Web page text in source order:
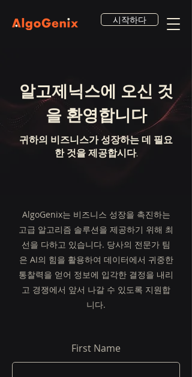
시작하다
알고제닉스에 오신 것
을 환영합니다
귀하의 비즈니스가 성장하는 데 필요
한 것을 제공합시다.
AlgoGenix는 비즈니스 성장을 촉진하는
고급 알고리즘 솔루션을 제공하기 위해 최
선을 다하고 있습니다. 당사의 전문가 팀
은 AI의 힘을 활용하여 데이터에서 귀중한
통찰력을 얻어 정보에 입각한 결정을 내리
고 경쟁에서 앞서 나갈 수 있도록 지원합
니다.
First Name